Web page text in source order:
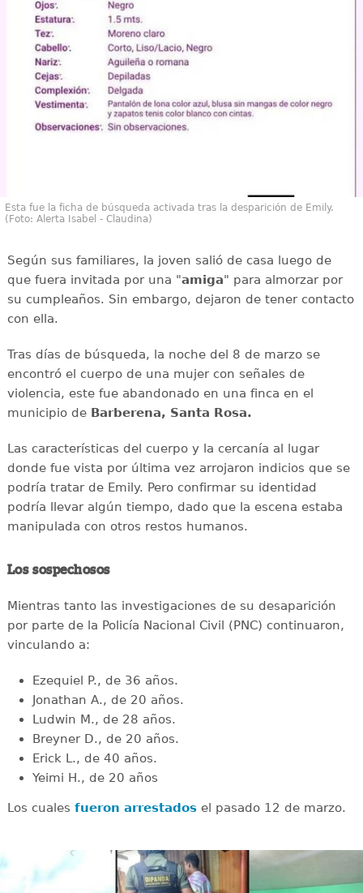
Esta fue la ficha de búsqueda activada tras la desparición de Emily.
(Foto: Alerta Isabel - Claudina)
Según sus familiares, la joven salió de casa luego de
que fuera invitada por una "amiga" para almorzar por
su cumpleaños. Sin embargo, dejaron de tener contacto
con ella.
Tras días de búsqueda, la noche del 8 de marzo se
encontró el cuerpo de una mujer con señales de
violencia, este fue abandonado en una finca en el
municipio de Barberena, Santa Rosa.
Las características del cuerpo y la cercanía al lugar
donde fue vista por última vez arrojaron indicios que se
podría tratar de Emily. Pero confirmar su identidad
podría llevar algún tiempo, dado que la escena estaba
manipulada con otros restos humanos.
Los sospechosos
Mientras tanto las investigaciones de su desaparición
por parte de la Policía Nacional Civil (PNC) continuaron,
vinculando a:
Ezequiel P., de 36 años.
Jonathan A., de 20 años.
Ludwin M., de 28 años.
Breyner D., de 20 años.
Erick L., de 40 años.
Yeimi H., de 20 años
Los cuales fueron arrestadosel pasado 12 de marzo.